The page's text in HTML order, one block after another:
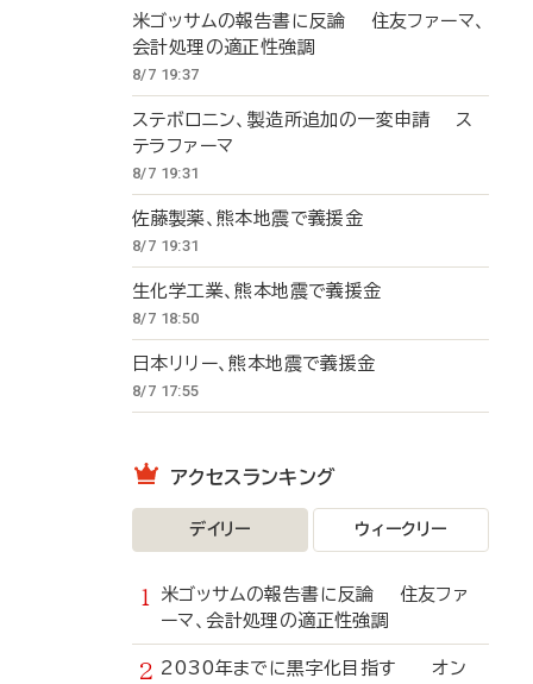
米ゴッサムの報告書に反論 住友ファーマ、
会計処理の適正性強調
8/7 19:37
ステボロニン、製造所追加の一変申請 ス
テラファーマ
8/7 19:31
佐藤製薬、熊本地震で義援金
8/7 19:31
生化学工業、熊本地震で義援金
8/7 18:50
日本リリー、熊本地震で義援金
8/7 17:55
アクセスランキング
デイリー ウィークリー
米ゴッサムの報告書に反論 住友ファ
ーマ、会計処理の適正性強調
2030年までに黒字化目指す オン